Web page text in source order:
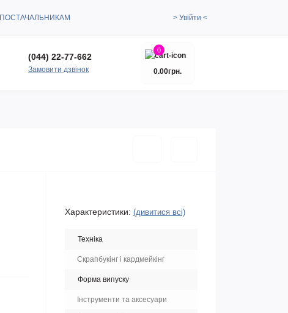
ПОСТАЧАЛЬНИКАМ > Увійти <
(044) 22-77-662
Замовити дзвінок
0
0.00грн.
Характеристики: (дивитися всі)
Техніка
Скрапбукінг і кардмейкінг
Форма випуску
Інструменти та аксесуари